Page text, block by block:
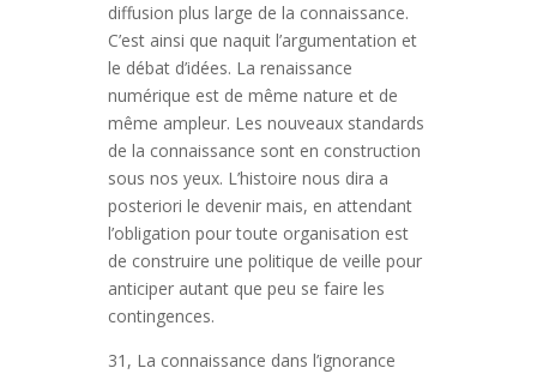
diffusion plus large de la connaissance.
C’est ainsi que naquit l’argumentation et
le débat d’idées. La renaissance
numérique est de même nature et de
même ampleur. Les nouveaux standards
de la connaissance sont en construction
sous nos yeux. L’histoire nous dira a
posteriori le devenir mais, en attendant
l’obligation pour toute organisation est
de construire une politique de veille pour
anticiper autant que peu se faire les
contingences.
31, La connaissance dans l’ignorance